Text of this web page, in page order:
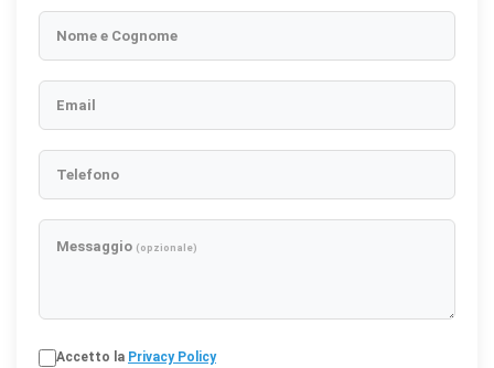
Nome e Cognome
Email
Telefono
Messaggio (opzionale)
Accetto la Privacy Policy